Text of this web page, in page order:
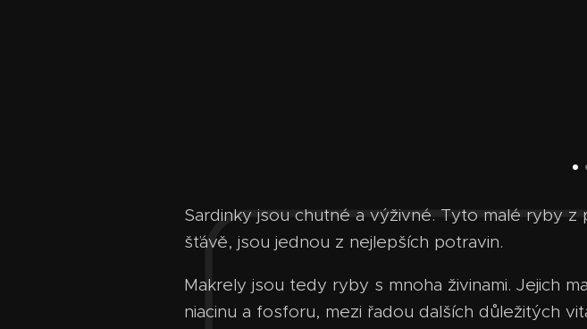
Sardinky jsou chutné a výživné. Tyto malé ryby
šťávě, jsou jednou z nejlepších potravin.
Makrely jsou tedy ryby s mnoha živinami. Jejich
niacinu a fosforu, mezi řadou dalších důležitých